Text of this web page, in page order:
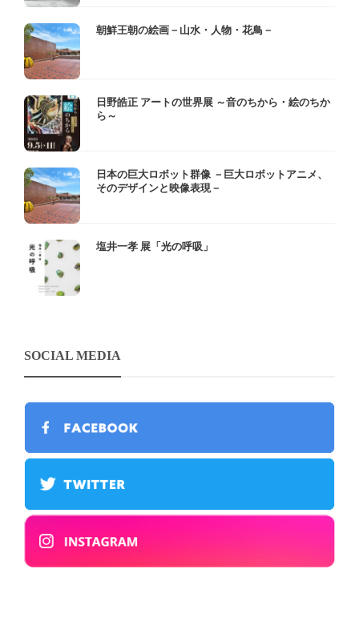
朝鮮王朝の絵画－山水・人物・花鳥－
日野皓正 アートの世界展 ～音のちから・絵のちか
ら～
日本の巨大ロボット群像 －巨大ロボットアニメ、
そのデザインと映像表現－
塩井一孝 展「光の呼吸」
SOCIAL MEDIA